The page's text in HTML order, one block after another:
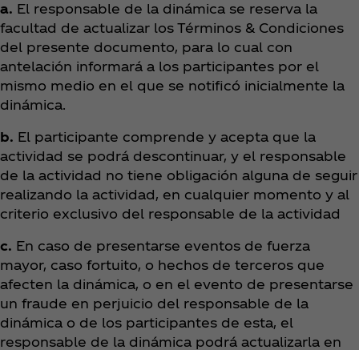
a. El responsable de la dinámica se reserva la
facultad de actualizar los Términos & Condiciones
del presente documento, para lo cual con
antelación informará a los participantes por el
mismo medio en el que se notificó inicialmente la
dinámica.
b. El participante comprende y acepta que la
actividad se podrá descontinuar, y el responsable
de la actividad no tiene obligación alguna de seguir
realizando la actividad, en cualquier momento y al
criterio exclusivo del responsable de la actividad
c. En caso de presentarse eventos de fuerza
mayor, caso fortuito, o hechos de terceros que
afecten la dinámica, o en el evento de presentarse
un fraude en perjuicio del responsable de la
dinámica o de los participantes de esta, el
responsable de la dinámica podrá actualizarla en